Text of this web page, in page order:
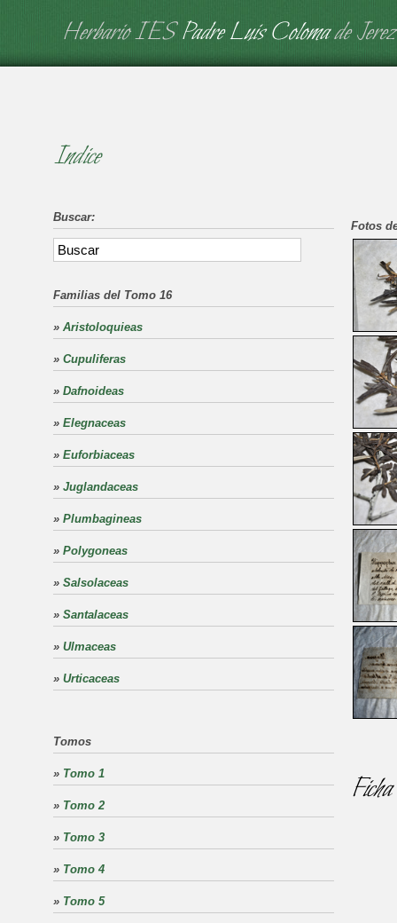
Herbario IES Padre Luis Colomade Jerez
Fotos
Indice
Buscar:
Familias del Tomo 16
» Aristoloquieas
» Cupuliferas
» Dafnoideas
» Elegnaceas
» Euforbiaceas
» Juglandaceas
» Plumbagineas
» Polygoneas
» Salsolaceas
» Santalaceas
» Ulmaceas
» Urticaceas
Tomos
» Tomo 1
» Tomo 2
» Tomo 3
» Tomo 4
» Tomo 5